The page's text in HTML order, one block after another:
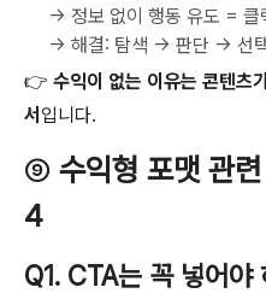
→ 정보 없이 행동 유도 = 클
→ 해결: 탐색 → 판단 → 선
👉 수익이 없는 이유는 콘텐츠
서 입니다.
⑨ 수익형 포맷 관
4
Q1. CTA는 꼭 넣어야